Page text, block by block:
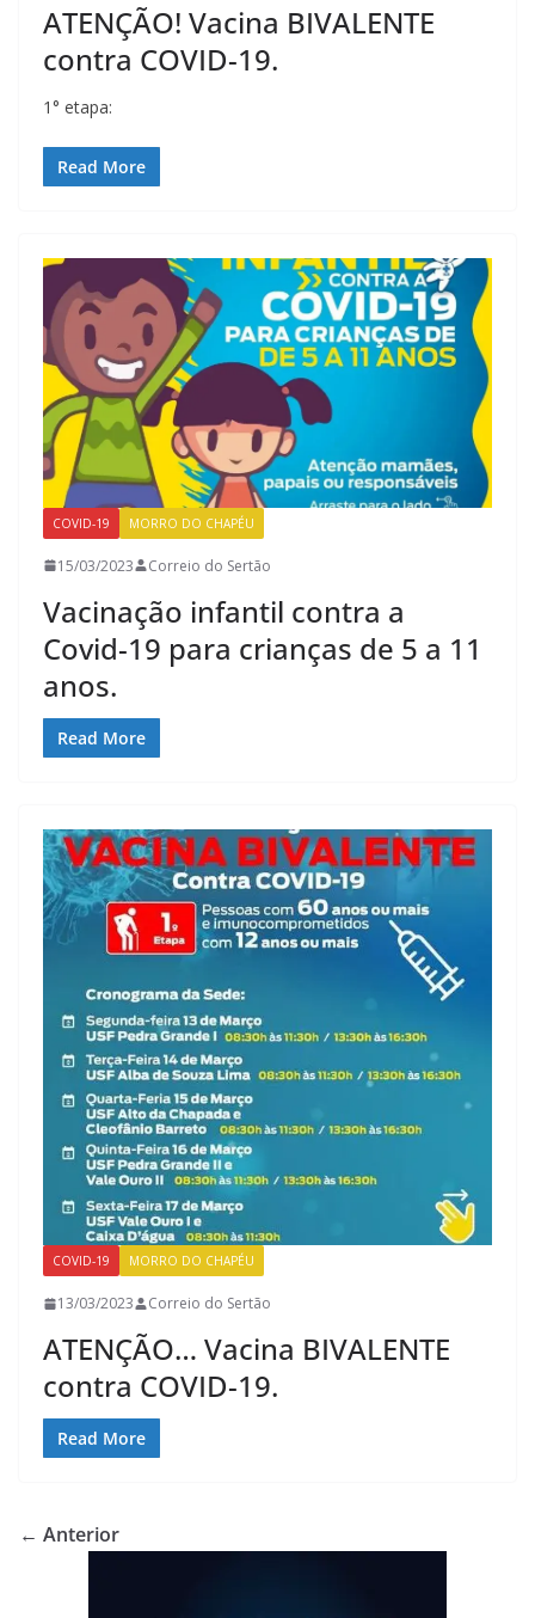
ATENÇÃO! Vacina BIVALENTE
contra COVID-19.
1° etapa:
Read More
COVID-19 MORRO DO CHAPÉU
15/03/2023 Correio do Sertão
Vacinação infantil contra a
Covid-19 para crianças de 5 a 11
anos.
Read More
COVID-19 MORRO DO CHAPÉU
13/03/2023 Correio do Sertão
ATENÇÃO… Vacina BIVALENTE
contra COVID-19.
Read More
← Anterior